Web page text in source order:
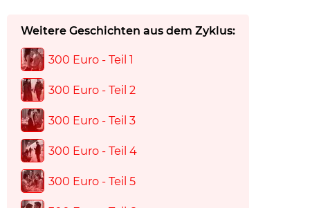
Weitere Geschichten aus dem Zyklus:
300 Euro - Teil 1
300 Euro - Teil 2
300 Euro - Teil 3
300 Euro - Teil 4
300 Euro - Teil 5